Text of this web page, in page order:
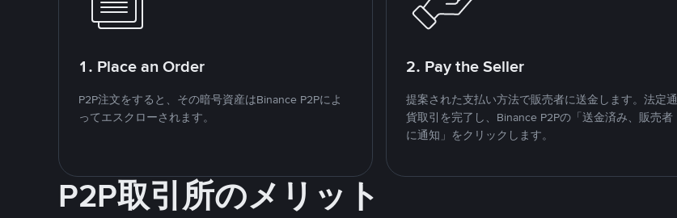
1. Place an Order
P2P注文をすると、その暗号資産はBinance P2Pによ
ってエスクローされます。
2. Pay the Seller
提案された支払い方法で販売者に送金します。法定通
貨取引を完了し、Binance P2Pの「送金済み、販売者
に通知」をクリックします。
P2P取引所のメリット